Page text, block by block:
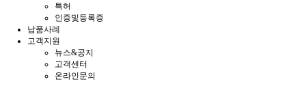
특허
인증및등록증
납품사례
고객지원
뉴스&공지
고객센터
온라인문의